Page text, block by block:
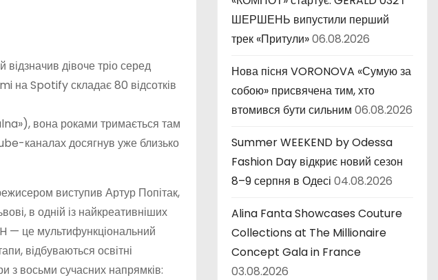
дівоче тріо серед
на Spotify складає 80 відсотків
вона роками тримається там
каналах досягнув уже близько
виступив Артур Попітак,
в одній із найкреативніших
— це мультифункціональний
відбуваються освітні
з восьми сучасних напрямків:
ШЕРШЕНЬ випустили перший
трек «Притули»06.08.2026
Нова пісня VORONOVA «Сумую за
собою» присвячена тим, хто
втомився бути сильним 06.08.2026
Summer WEEKEND by Odessa
Fashion Day відкриє новий сезон
8–9 серпня в Одесі 04.08.2026
Alina Fanta Showcases Couture
Collections at The Millionaire
Concept Gala in France
03.08.2026